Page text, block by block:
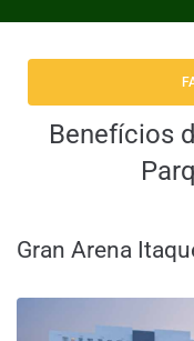
Benefícios
Gran Arena